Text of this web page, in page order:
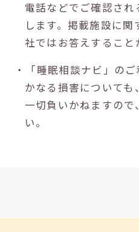
電話などでご確認さ
します。掲載施設に
社ではお答えすること
・「睡眠相談ナビ」の
かなる損害について
一切負いかねますので
い。